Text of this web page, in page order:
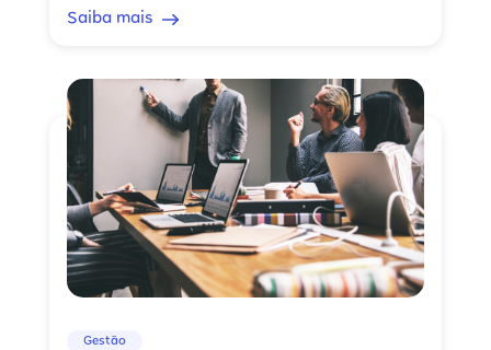
Saiba mais
Gestão